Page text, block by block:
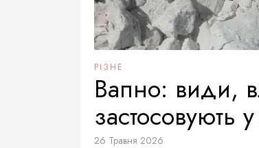
РІЗНЕ
Вапно: види,
застосовують
26 Травня 2026